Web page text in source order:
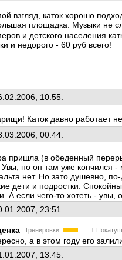
взгляд, каток хорошо
площадка. Музыки не
и детского населения
и недорого - 60 руб всего!
10:55.
Каток давно работает
00:44.
пришла (в обеденный
Увы, но он там уже кончился -
нет. Но зато душевно,
дети и подростки.
А если чего-то хотеть - увы,
23:51.
Тренировки:
а в этом году его
13:45.